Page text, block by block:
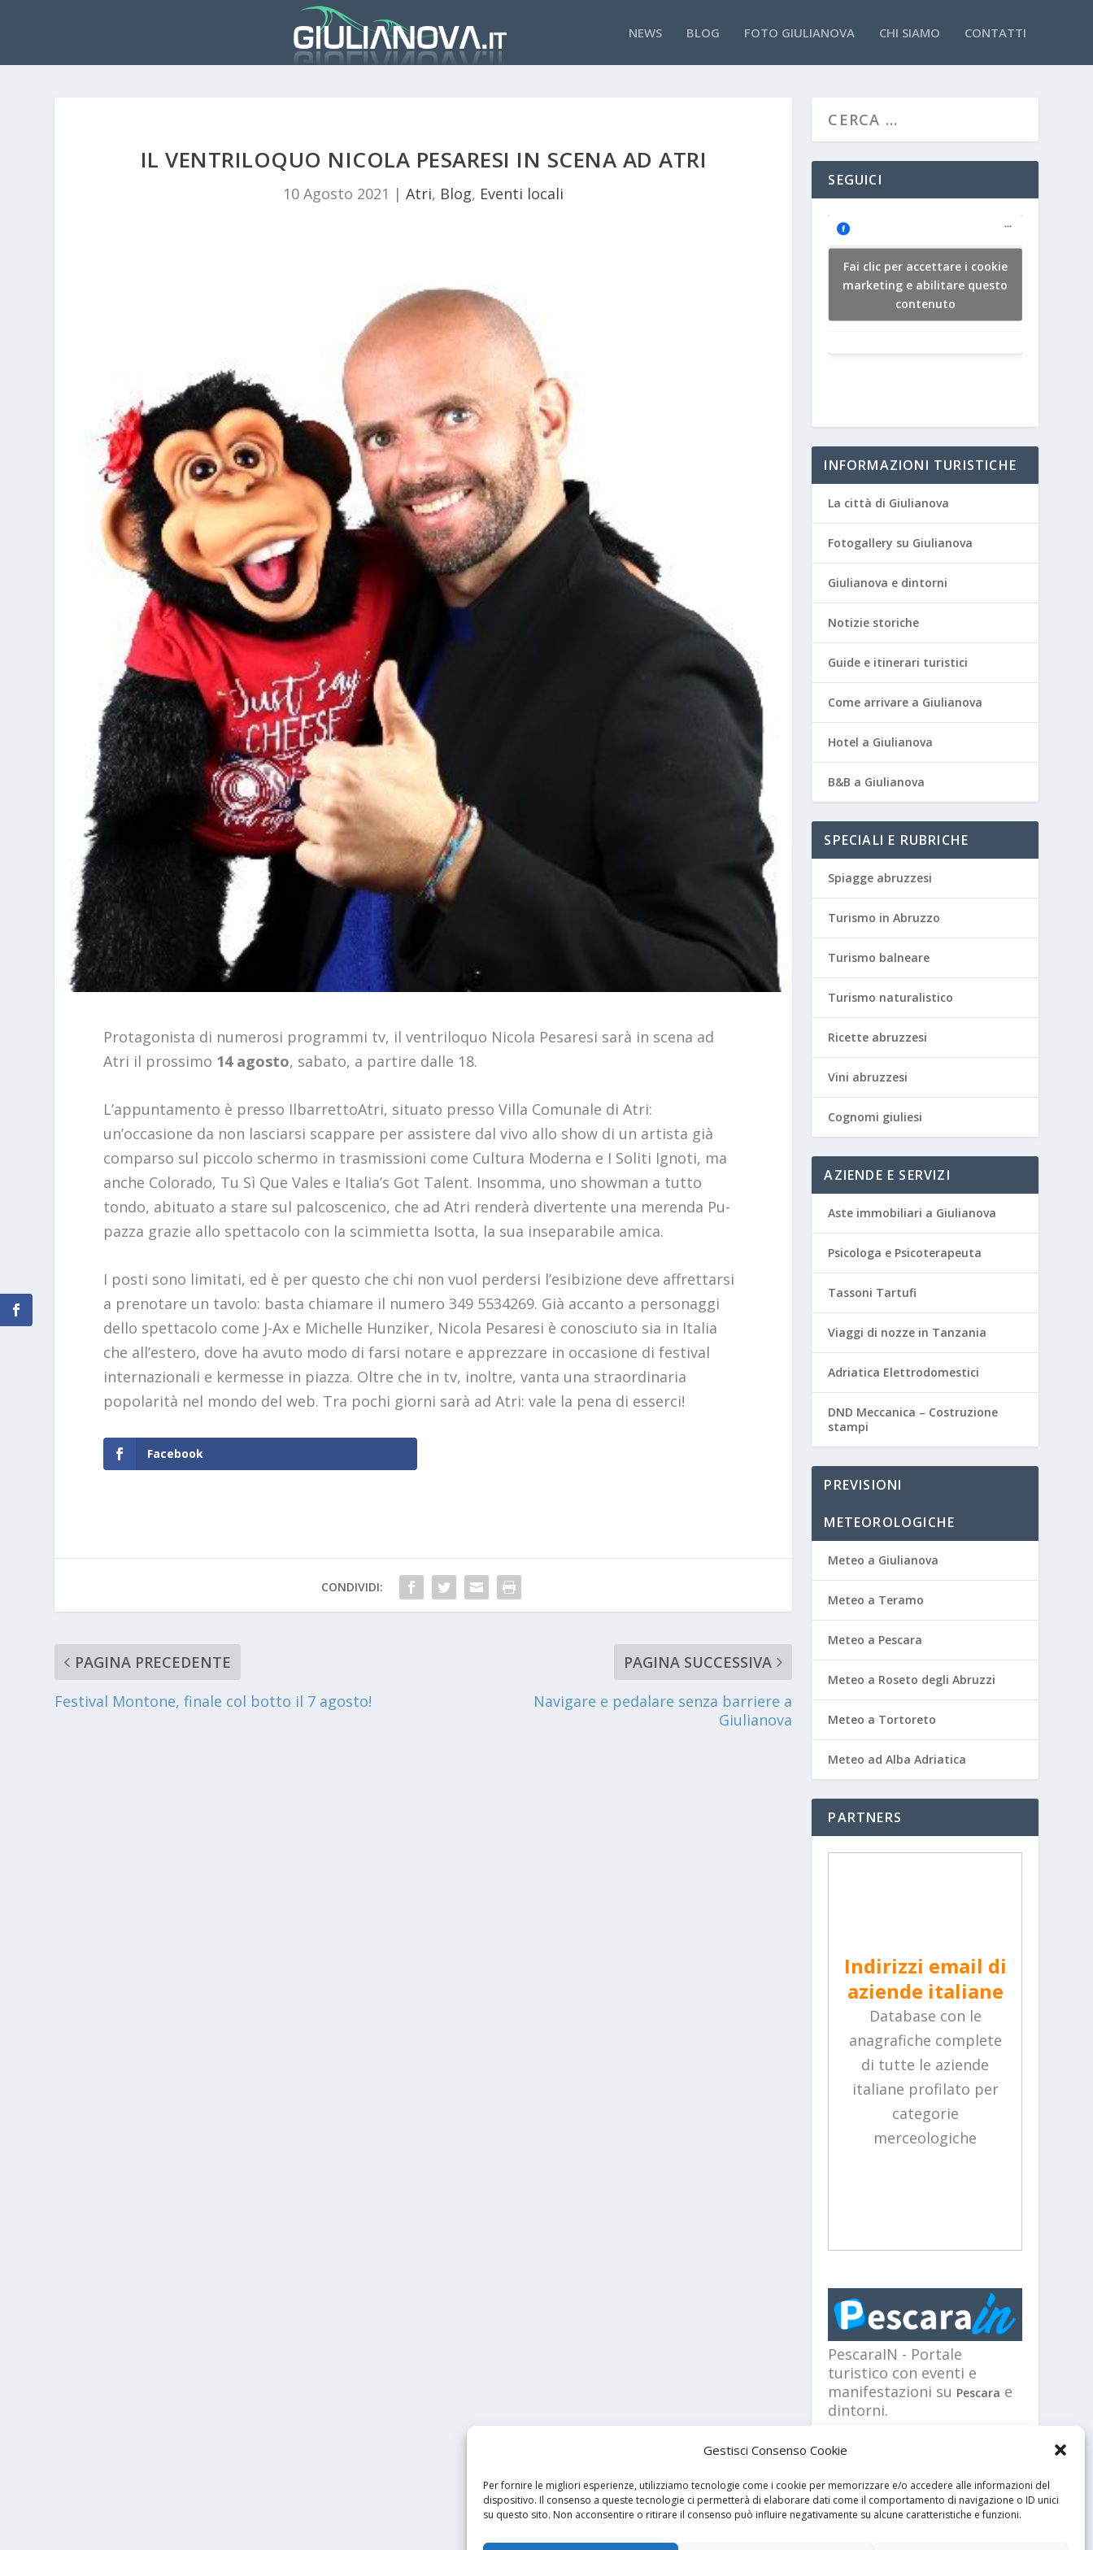
Gestisci Consenso Cookie
Per fornire le migliori esperienze, utilizziamo tecnologie come i cookie per memorizzare e/o accedere alle informazioni del
dispositivo. Il consenso a queste tecnologie ci permetterà di elaborare dati come il comportamento di navigazione o ID unici
su questo sito. Non acconsentire o ritirare il consenso può influire negativamente su alcune caratteristiche e funzioni.
NEWS BLOG FOTO GIULIANOVA CHI SIAMO CONTATTI
IL VENTRILOQUO NICOLA PESARESI IN SCENA AD ATRI
10 Agosto 2021 |Atri, Blog, Eventi locali
Protagonista di numerosi programmi tv, il ventriloquo Nicola Pesaresi sarà in scena ad
Atri il prossimo 14 agosto, sabato, a partire dalle 18.
L’appuntamento è presso IlbarrettoAtri, situato presso Villa Comunale di Atri:
un’occasione da non lasciarsi scappare per assistere dal vivo allo show di un artista già
comparso sul piccolo schermo in trasmissioni come Cultura Moderna e I Soliti Ignoti, ma
anche Colorado, Tu Sì Que Vales e Italia’s Got Talent. Insomma, uno showman a tutto
tondo, abituato a stare sul palcoscenico, che ad Atri renderà divertente una merenda Pu-
pazza grazie allo spettacolo con la scimmietta Isotta, la sua inseparabile amica.
I posti sono limitati, ed è per questo che chi non vuol perdersi l’esibizione deve affrettarsi
a prenotare un tavolo: basta chiamare il numero 349 5534269. Già accanto a personaggi
dello spettacolo come J-Ax e Michelle Hunziker, Nicola Pesaresi è conosciuto sia in Italia
che all’estero, dove ha avuto modo di farsi notare e apprezzare in occasione di festival
internazionali e kermesse in piazza. Oltre che in tv, inoltre, vanta una straordinaria
popolarità nel mondo del web. Tra pochi giorni sarà ad Atri: vale la pena di esserci!
Facebook
CONDIVIDI:
PAGINA PRECEDENTE
Festival Montone, finale col botto il 7 agosto!
PAGINA SUCCESSIVA
Navigare e pedalare senza barriere a
Giulianova
SEGUICI
Fai clic per accettare i cookie
marketing e abilitare questo
contenuto
INFORMAZIONI TURISTICHE
La città di Giulianova
Fotogallery su Giulianova
Giulianova e dintorni
Notizie storiche
Guide e itinerari turistici
Come arrivare a Giulianova
Hotel a Giulianova
B&B a Giulianova
SPECIALI E RUBRICHE
Spiagge abruzzesi
Turismo in Abruzzo
Turismo balneare
Turismo naturalistico
Ricette abruzzesi
Vini abruzzesi
Cognomi giuliesi
AZIENDE E SERVIZI
Aste immobiliari a Giulianova
Psicologa e Psicoterapeuta
Tassoni Tartufi
Viaggi di nozze in Tanzania
Adriatica Elettrodomestici
DND Meccanica – Costruzione
stampi
PREVISIONI
METEOROLOGICHE
Meteo a Giulianova
Meteo a Teramo
Meteo a Pescara
Meteo a Roseto degli Abruzzi
Meteo a Tortoreto
Meteo ad Alba Adriatica
PARTNERS
Indirizzi email di
aziende italiane
Database con le
anagrafiche complete
di tutte le aziende
italiane profilato per
categorie
merceologiche
PescaraIN - Portale
turistico con eventi e
manifestazioni su Pescara e
dintorni.
Privacy policy